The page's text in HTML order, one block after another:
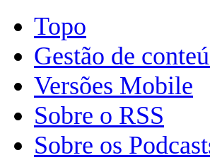
Topo
Gestão de
Versões Mobile
Sobre o RSS
Sobre os